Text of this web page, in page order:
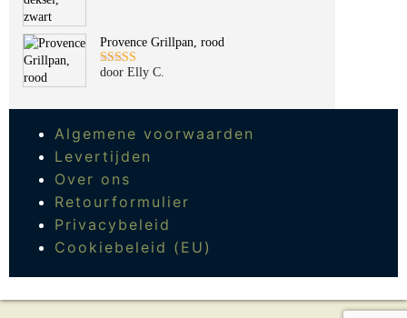
Provence Grillpan, rood
Gewaardeerd
door Elly C.
Algemene voorwaarden
Levertijden
Over ons
Retourformulier
Privacybeleid
Cookiebeleid (EU)